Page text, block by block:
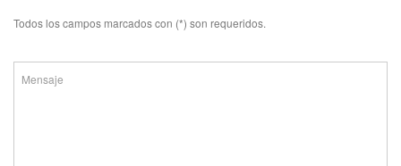
Todos los campos marcados con (*) son requeridos.